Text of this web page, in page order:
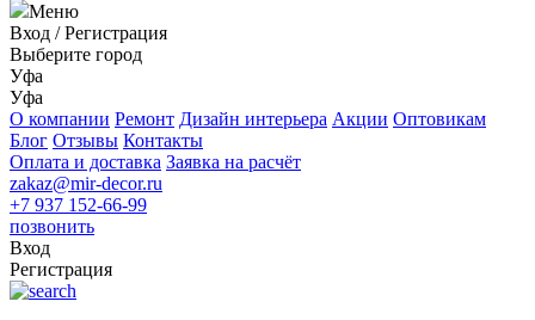
Меню
Вход /Регистрация
Выберите город
Уфа
Уфа
О компании Ремонт Дизайн интерьера Акции Оптовикам
Блог Отзывы Контакты
Оплата и доставка Заявка на расчёт
zakaz@mir-decor.ru
+7 937 152-66-99
позвонить
Вход
Регистрация